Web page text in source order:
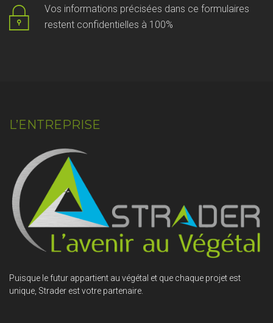
Vos informations précisées dans ce formulaires
restent confidentielles à 100%
L’ENTREPRISE
Puisque le futur appartient au végétal et que chaque projet est
unique, Strader est votre partenaire.